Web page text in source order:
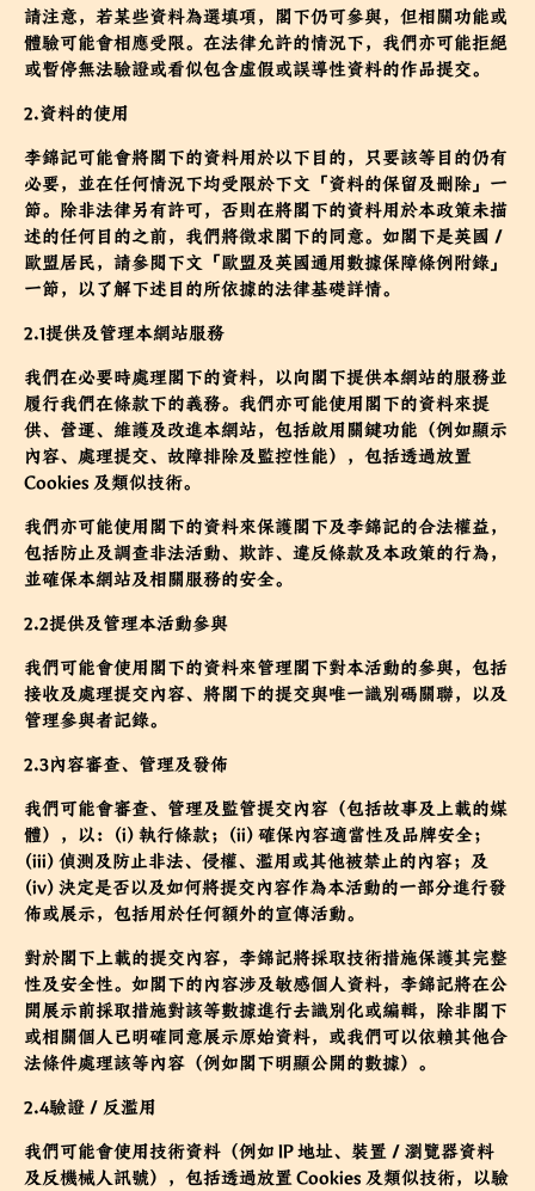
請注意，若某些資料為選填項，閣下仍可參與，但相關功能或
體驗可能會相應受限。在法律允許的情況下，我們亦可能拒絕
或暫停無法驗證或看似包含虛假或誤導性資料的作品提交。
2.資料的使用
李錦記可能會將閣下的資料用於以下目的，只要該等目的仍有
必要，並在任何情況下均受限於下文「資料的保留及刪除」一
節。除非法律另有許可，否則在將閣下的資料用於本政策未描
述的任何目的之前，我們將徵求閣下的同意。如閣下是英國／
歐盟居民，請參閱下文「歐盟及英國通用數據保障條例附錄」
一節，以了解下述目的所依據的法律基礎詳情。
2.1提供及管理本網站服務
我們在必要時處理閣下的資料，以向閣下提供本網站的服務並
履行我們在條款下的義務。我們亦可能使用閣下的資料來提
供、營運、維護及改進本網站，包括啟用關鍵功能（例如顯示
內容、處理提交、故障排除及監控性能），包括透過放置
Cookies 及類似技術。
我們亦可能使用閣下的資料來保護閣下及李錦記的合法權益，
包括防止及調查非法活動、欺詐、違反條款及本政策的行為，
並確保本網站及相關服務的安全。
2.2提供及管理本活動參與
我們可能會使用閣下的資料來管理閣下對本活動的參與，包括
接收及處理提交內容、將閣下的提交與唯一識別碼關聯，以及
管理參與者記錄。
2.3內容審查、管理及發佈
我們可能會審查、管理及監管提交內容（包括故事及上載的媒
體），以：(i) 執行條款；(ii) 確保內容適當性及品牌安全；
(iii) 偵測及防止非法、侵權、濫用或其他被禁止的內容；及
(iv) 決定是否以及如何將提交內容作為本活動的一部分進行發
佈或展示，包括用於任何額外的宣傳活動。
對於閣下上載的提交內容，李錦記將採取技術措施保護其完整
性及安全性。如閣下的內容涉及敏感個人資料，李錦記將在公
開展示前採取措施對該等數據進行去識別化或編輯，除非閣下
或相關個人已明確同意展示原始資料，或我們可以依賴其他合
法條件處理該等內容（例如閣下明顯公開的數據）。
2.4驗證／反濫用
我們可能會使用技術資料（例如 IP 地址、裝置／瀏覽器資料
及反機械人訊號），包括透過放置 Cookies 及類似技術，以驗